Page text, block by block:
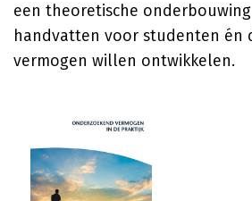
een theoretische
handvatten voor studenten én
vermogen willen ontwikkelen.